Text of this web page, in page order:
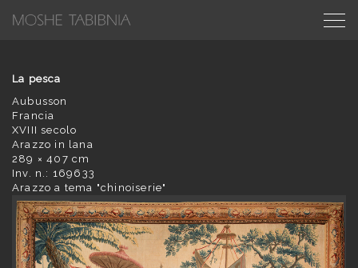
La pesca
Aubusson
Francia
XVIII secolo
Arazzo in lana
289 × 407 cm
Inv. n.: 169633
Arazzo a tema "chinoiserie"